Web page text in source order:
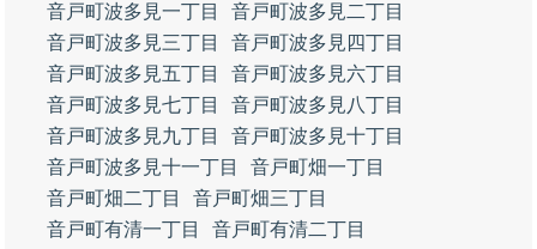
音戸町波多見一丁目
音戸町波多見二丁目
音戸町波多見三丁目
音戸町波多見四丁目
音戸町波多見五丁目
音戸町波多見六丁目
音戸町波多見七丁目
音戸町波多見八丁目
音戸町波多見九丁目
音戸町波多見十丁目
音戸町波多見十一丁目
音戸町畑一丁目
音戸町畑二丁目
音戸町畑三丁目
音戸町有清一丁目
音戸町有清二丁目